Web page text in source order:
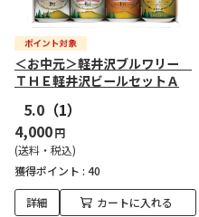
＜お中元＞軽井沢ブルワリー
ＴＨＥ軽井沢ビールセットＡ
5.0 （1）
4,000円
(送料・税込)
獲得ポイント : 40
詳細 カートに入れる